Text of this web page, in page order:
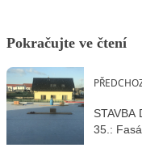
Pokračujte ve čtení
STAVBA
35.: